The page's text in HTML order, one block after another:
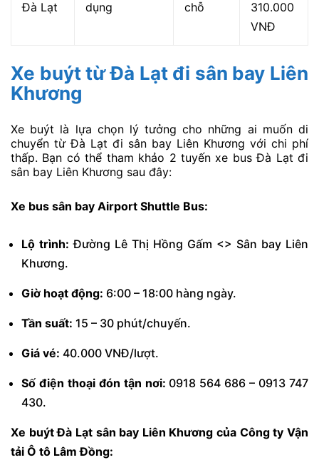
Đà Lạt
dụng
chỗ
310.000
VNĐ
Xe buýt từ Đà Lạt đi sân bay Liên
Khương
Xe buýt là lựa chọn lý tưởng cho những ai muốn di
chuyển từ Đà Lạt đi sân bay Liên Khương với chi phí
thấp. Bạn có thể tham khảo 2 tuyến xe bus Đà Lạt đi
sân bay Liên Khương sau đây:
Xe bus sân bay Airport Shuttle Bus:
Lộ trình: Đường Lê Thị Hồng Gấm <> Sân bay Liên
Khương.
Giờ hoạt động: 6:00 – 18:00 hàng ngày.
Tần suất: 15 – 30 phút/chuyến.
Giá vé: 40.000 VNĐ/lượt.
Số điện thoại đón tận nơi: 0918 564 686 – 0913 747
430.
Xe buýt Đà Lạt sân bay Liên Khương của Công ty Vận
tải Ô tô Lâm Đồng: